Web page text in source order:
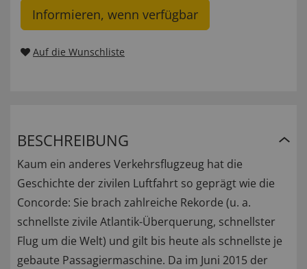
Informieren, wenn verfügbar
Auf die Wunschliste
BESCHREIBUNG
Kaum ein anderes Verkehrsflugzeug hat die
Geschichte der zivilen Luftfahrt so geprägt wie die
Concorde: Sie brach zahlreiche Rekorde (u. a.
schnellste zivile Atlantik-Überquerung, schnellster
Flug um die Welt) und gilt bis heute als schnellste je
gebaute Passagiermaschine. Da im Juni 2015 der